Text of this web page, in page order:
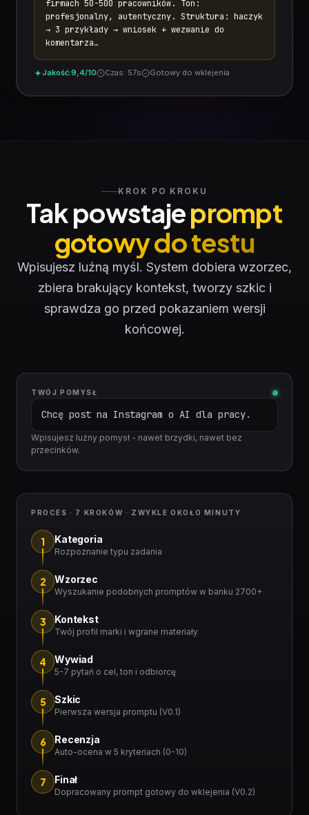
firmach 50-500 pracowników. Ton:
profesjonalny, autentyczny. Struktura: haczyk
→ 3 przykłady → wniosek + wezwanie do
komentarza…
Jakość:9,4/10 Czas: 57s Gotowy do wklejenia
KROK PO KROKU
Tak powstajeprompt
gotowy do testu
Wpisujesz luźną myśl. System dobiera wzorzec,
zbiera brakujący kontekst, tworzy szkic i
sprawdza go przed pokazaniem wersji
końcowej.
TWÓJ POMYSŁ
Chcę post na Instagram o AI dla pracy.
Wpisujesz luźny pomysł - nawet brzydki, nawet bez
przecinków.
PROCES · 7 KROKÓW · ZWYKLE OKOŁO MINUTY
1 Kategoria
Rozpoznanie typu zadania
2 Wzorzec
Wyszukanie podobnych promptów w banku 2700+
3 Kontekst
Twój profil marki i wgrane materiały
4 Wywiad
5-7 pytań o cel, ton i odbiorcę
5 Szkic
Pierwsza wersja promptu (V0.1)
6 Recenzja
Auto-ocena w 5 kryteriach (0-10)
7 Finał
Dopracowany prompt gotowy do wklejenia (V0.2)